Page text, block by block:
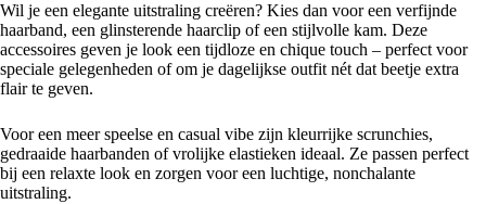
Wil je een elegante uitstraling creëren? Kies dan voor een verfijnde
haarband, een glinsterende haarclip of een stijlvolle kam. Deze
accessoires geven je look een tijdloze en chique touch – perfect voor
speciale gelegenheden of om je dagelijkse outfit nét dat beetje extra
flair te geven.
Voor een meer speelse en casual vibe zijn kleurrijke scrunchies,
gedraaide haarbanden of vrolijke elastieken ideaal. Ze passen perfect
bij een relaxte look en zorgen voor een luchtige, nonchalante
uitstraling.